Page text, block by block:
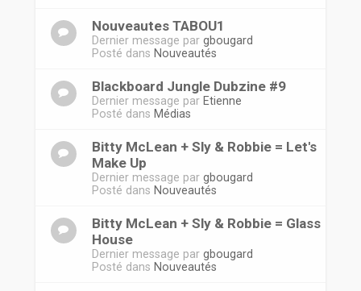
Nouveautes TABOU1
Dernier message par gbougard
Posté dans Nouveautés
Blackboard Jungle Dubzine #9
Dernier message par Etienne
Posté dans Médias
Bitty McLean + Sly & Robbie = Let's
Make Up
Dernier message par gbougard
Posté dans Nouveautés
Bitty McLean + Sly & Robbie = Glass
House
Dernier message par gbougard
Posté dans Nouveautés